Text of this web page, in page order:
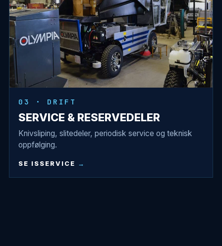
03 · DRIFT
SERVICE & RESERVEDELER
Knivsliping, slitedeler, periodisk service og teknisk
oppfølging.
SE ISSERVICE